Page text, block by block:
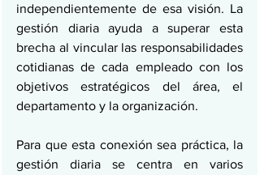
independientemente de esa visión. La
gestión diaria ayuda a superar esta
brecha al vincular las responsabilidades
cotidianas de cada empleado con los
objetivos estratégicos del área, el
departamento y la organización.
Para que esta conexión sea práctica, la
gestión diaria se centra en varios